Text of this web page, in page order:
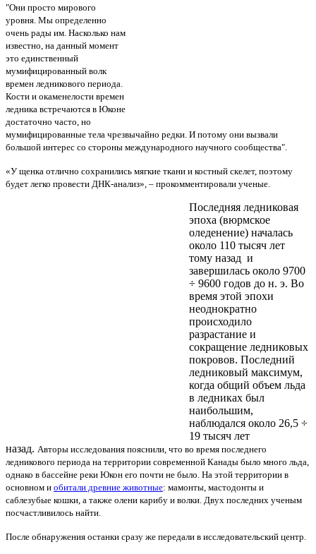
"Они просто мирового
уровня. Мы определенно
очень рады им. Насколько нам
известно, на данный момент
это единственный
мумифицированный волк
времен ледникового периода.
Кости и окаменелости времен
ледника встречаются в Юконе
достаточно часто, но
мумифицированные тела чрезвычайно редки. И потому они вызвали
большой интерес со стороны международного научного сообщества".
«У щенка отлично сохранились мягкие ткани и костный скелет, поэтому
будет легко провести ДНК-анализ», – прокомментировали ученые.
Последняя ледниковая
эпоха (вюрмское
оледенение) началась
около 110 тысяч лет
тому назад и
завершилась около 9700
÷ 9600 годов до н. э. Во
время этой эпохи
неоднократно
происходило
разрастание и
сокращение ледниковых
покровов. Последний
ледниковый максимум,
когда общий объем льда
в ледниках был
наибольшим,
наблюдался около 26,5 ÷
19 тысяч лет
назад. Авторы исследования пояснили, что во время последнего
ледникового периода на территории современной Канады было много льда,
однако в бассейне реки Юкон его почти не было. На этой территории в
основном и обитали древние животные: мамонты, мастодонты и
саблезубые кошки, а также олени карибу и волки. Двух последних ученым
посчастливилось найти
После обнаружения останки сразу же передали в исследовательский центр.